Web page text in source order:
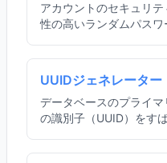
アカウントのセキュリ
性の高いランダムパスワ
UUIDジェネレーター
データベースのプライ
の識別子（UUID）をす